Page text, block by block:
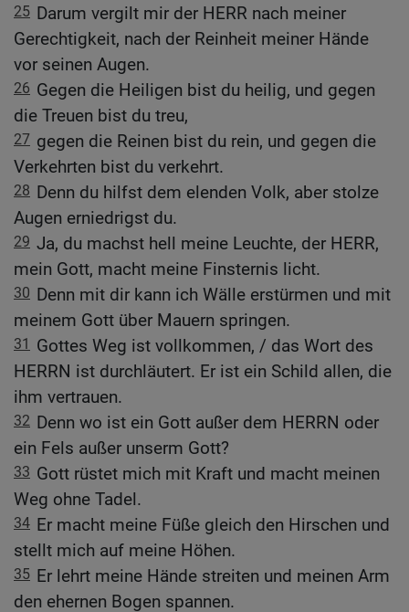
25 Darum vergilt mir der HERR nach meiner
Gerechtigkeit, nach der Reinheit meiner Hände
vor seinen Augen.
26 Gegen die Heiligen bist du heilig, und gegen
die Treuen bist du treu,
27 gegen die Reinen bist du rein, und gegen die
Verkehrten bist du verkehrt.
28 Denn du hilfst dem elenden Volk, aber stolze
Augen erniedrigst du.
29 Ja, du machst hell meine Leuchte, der HERR,
mein Gott, macht meine Finsternis licht.
30 Denn mit dir kann ich Wälle erstürmen und mit
meinem Gott über Mauern springen.
31
Gottes Weg ist vollkommen, / das Wort des
HERRN ist durchläutert. Er ist ein Schild allen, die
ihm vertrauen.
32 Denn wo ist ein Gott außer dem HERRN oder
ein Fels außer unserm Gott?
33 Gott rüstet mich mit Kraft und macht meinen
Weg ohne Tadel.
34 Er macht meine Füße gleich den Hirschen und
stellt mich auf meine Höhen.
35 Er lehrt meine Hände streiten und meinen Arm
den ehernen Bogen spannen.